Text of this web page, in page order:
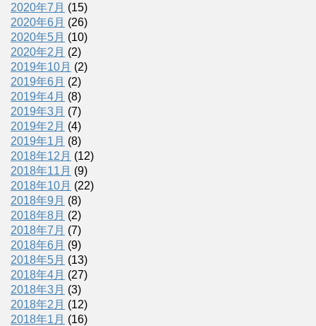
2020年7月 (15)
2020年6月 (26)
2020年5月 (10)
2020年2月 (2)
2019年10月 (2)
2019年6月 (2)
2019年4月 (8)
2019年3月 (7)
2019年2月 (4)
2019年1月 (8)
2018年12月 (12)
2018年11月 (9)
2018年10月 (22)
2018年9月 (8)
2018年8月 (2)
2018年7月 (7)
2018年6月 (9)
2018年5月 (13)
2018年4月 (27)
2018年3月 (3)
2018年2月 (12)
2018年1月 (16)